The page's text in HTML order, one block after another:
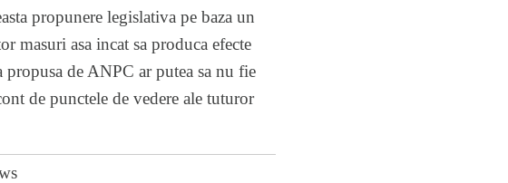
propunere legislativa pe baza un
masuri asa incat sa produca efecte
propusa de ANPC ar putea sa nu fie
de punctele de vedere ale tuturor